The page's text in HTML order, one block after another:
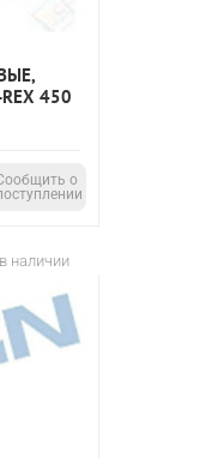
450
о
наличии